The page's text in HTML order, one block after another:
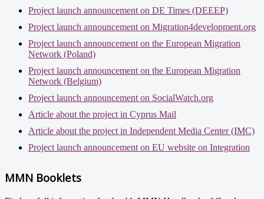
Project launch announcement on DE Times (DEEEP)
Project launch announcement on Migration4development.org
Project launch announcement on the European Migration
Network (Poland)
Project launch announcement on the European Migration
Network (Belgium)
Project launch announcement on SocialWatch.org
Article about the project in Cyprus Mail
Article about the project in Independent Media Center (IMC)
Project launch announcement on EU website on Integration
MMN Booklets